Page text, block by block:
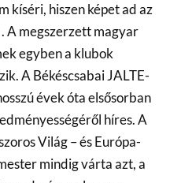
kíséri, hiszen képet ad az
A megszerzett magyar
egyben a klubok
A Békéscsabai JALTE-
évek óta elsősorban
híres. A
Világ – és Európa-
mindig várta azt, a